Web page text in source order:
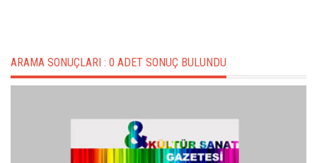
ARAMA SONUÇLARI : 0 ADET SONUÇ BULUNDU